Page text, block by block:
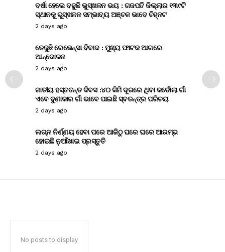
ବର୍ଷା ହେଲେ ବଢୁଛି ଭୁସ୍ଖଳନ ଭୟ : ଗଜପତି ଜିଲ୍ଲାର ୧୩୯ଟି
ସ୍ଥାନକୁ ଭୁସ୍ଖଳନ ସମ୍ଭାବ୍ୟ ଅଞ୍ଚଳ ଭାବେ ଚିହ୍ନଟ
2 days ago
ତେଜୁଛି ରେଭେନ୍ସା ବିବାଦ : ମୁଖ୍ୟ ଫାଟକ ଆଗରେ
ଆନ୍ଦୋଳନ
2 days ago
ଜାତୀୟ ହସ୍ତତନ୍ତ ଦିବସ :୪୦ କିମି ଦୂରରେ ଥିବା କର୍ଡୋଲା ଗାଁ
ଏବେ ବୁଣାକାର ଗାଁ ଭାବେ ପାଇଛି ସ୍ବତନ୍ତ୍ର ପରିଚୟ
2 days ago
ଲଗ୍ନ ନିର୍ଣ୍ଣୟ ହେବା ପରେ ଆଜିଠୁ ଘରେ ଘରେ ଆରମ୍ଭ
ହୋଇଛି ନୁଆଁଖାଇ ପ୍ରସ୍ତୁତି
2 days ago
No posts to display